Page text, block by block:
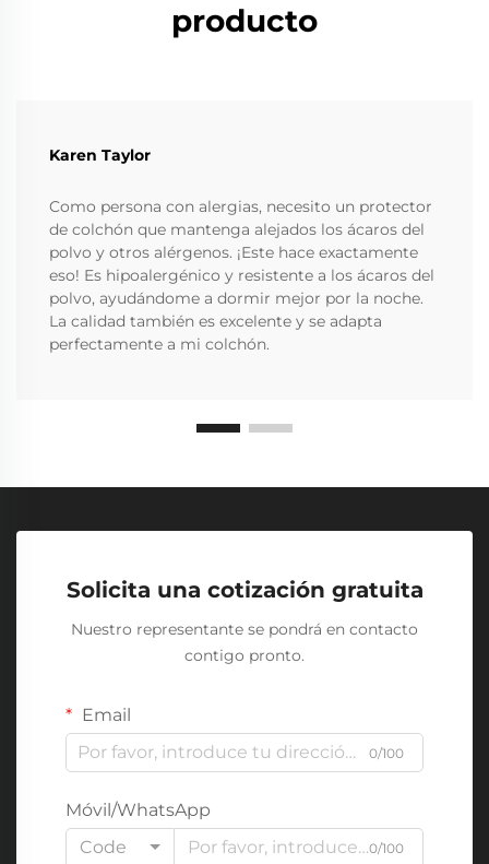
producto
Karen Taylor
Como persona con alergias, necesito un protector
de colchón que mantenga alejados los ácaros del
polvo y otros alérgenos. ¡Este hace exactamente
eso! Es hipoalergénico y resistente a los ácaros del
polvo, ayudándome a dormir mejor por la noche.
La calidad también es excelente y se adapta
perfectamente a mi colchón.
Solicita una cotización gratuita
Nuestro representante se pondrá en contacto
contigo pronto.
Email
0/100
Móvil/WhatsApp
Code
0/100